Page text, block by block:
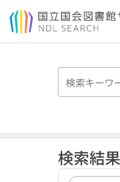
本文へ移動
検索結